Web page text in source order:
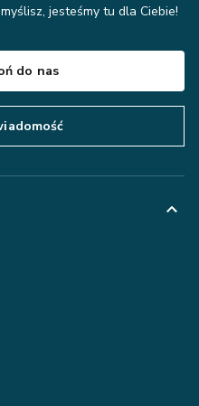
jesteśmy tu dla Ciebie!
do nas